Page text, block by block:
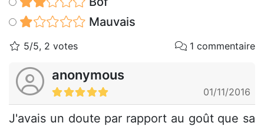
Mauvais
5/5, 2 votes 1 commentaire
anonymous
01/11/2016
J'avais un doute par rapport au goût que sa